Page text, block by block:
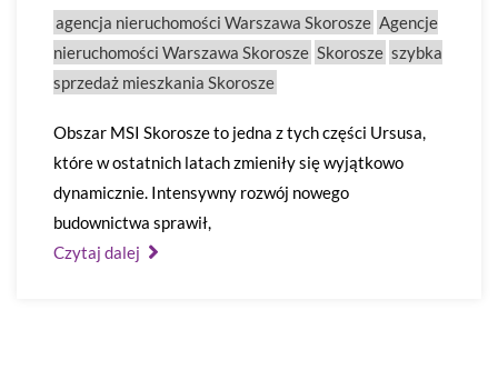
agencja nieruchomości Warszawa Skorosze Agencje
nieruchomości Warszawa Skorosze Skorosze szybka
sprzedaż mieszkania Skorosze
Obszar MSI Skorosze to jedna z tych części Ursusa,
które w ostatnich latach zmieniły się wyjątkowo
dynamicznie. Intensywny rozwój nowego
budownictwa sprawił,
Czytaj dalej